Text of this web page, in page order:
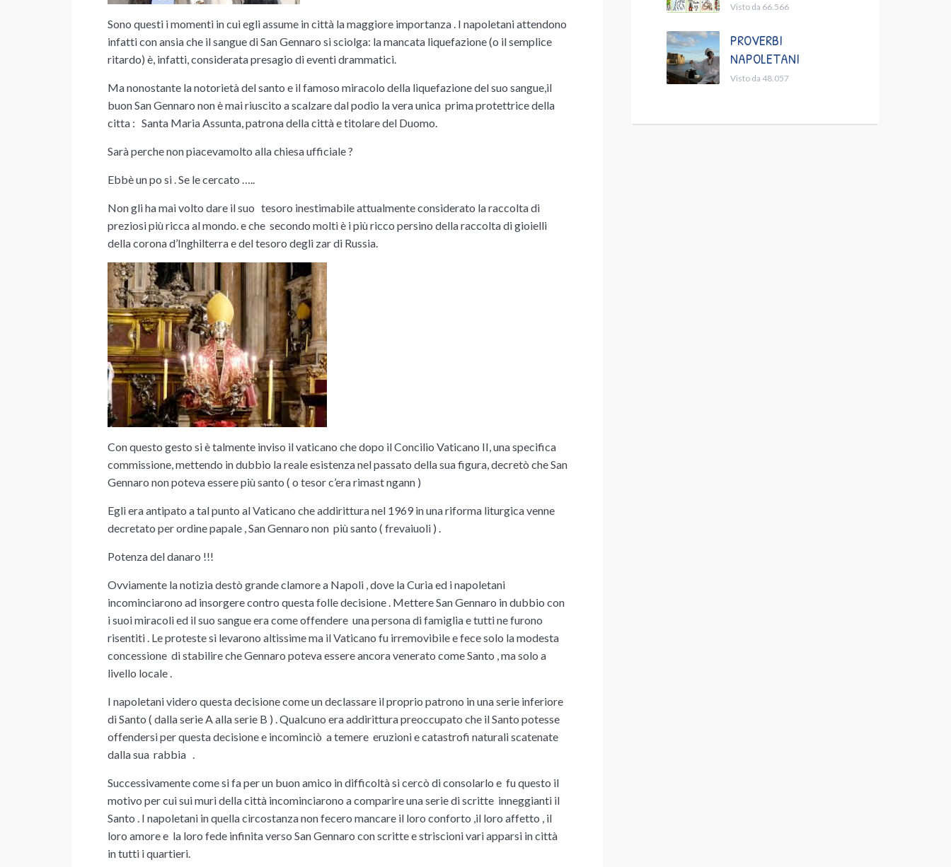
Sono questi i momenti in cui egli assume in città la maggiore importanza . I napoletani attendono
infatti con ansia che il sangue di San Gennaro si sciolga: la mancata liquefazione (o il semplice
ritardo) è, infatti, considerata presagio di eventi drammatici.
Ma nonostante la notorietà del santo e il famoso miracolo della liquefazione del suo sangue,il
buon San Gennaro non è mai riuscito a scalzare dal podio la vera unica primaprotettrice della
citta : Santa Maria Assunta, patrona della città e titolare del Duomo.
Sarà perche non piacevamolto alla chiesa ufficiale ?
Ebbè un po si . Se le cercato …..
Non gli ha mai volto dare il suo tesoro inestimabile attualmente considerato la raccolta di
preziosi più ricca al mondo. e che secondo molti è i più ricco persino della raccolta di gioielli
della corona d’Inghilterra e del tesoro degli zar di Russia.
Con questo gesto si è talmente inviso il vaticano che dopo il Concilio Vaticano II, una specifica
commissione, mettendo in dubbio la reale esistenza nel passato della sua figura, decretò che San
Gennaro non poteva essere più santo ( o tesor c’era rimast ngann )
Egli era antipato a tal punto al Vaticano che addirittura nel 1969 in una riforma liturgica venne
decretato per ordine papale , San Gennaro non più santo ( frevaiuoli ) .
Potenza del danaro !!!
Ovviamente la notizia destò grande clamore a Napoli , dove la Curia ed i napoletani
incominciarono ad insorgere contro questa folle decisione . Mettere San Gennaro in dubbio con
i suoi miracoli ed il suo sangue era come offendere una persona di famiglia e tutti ne furono
risentiti . Le proteste si levarono altissime ma il Vaticano fu irremovibile e fece solo la modesta
concessione di stabilire che Gennaro poteva essere ancora venerato come Santo , ma solo a
livello locale .
I napoletani videro questa decisione come un declassare il proprio patrono in una serie inferiore
di Santo ( dalla serie A alla serie B ) . Qualcuno era addirittura preoccupato che il Santo potesse
offendersi per questa decisione e incominciò a temere eruzioni e catastrofi naturali scatenate
dalla sua rabbia .
Successivamente come si fa per un buon amico in difficoltà si cercò di consolarlo e fu questo il
motivo per cui sui muri della città incominciarono a comparire una serie di scritte inneggianti il
Santo . I napoletani in quella circostanza non fecero mancare il loro conforto ,il loro affetto , il
loro amore e la loro fede infinita verso San Gennaro con scritte e striscioni vari apparsi in città
in tutti i quartieri.
Visto da 66.566
PROVERBI
NAPOLETANI
Visto da 48.057